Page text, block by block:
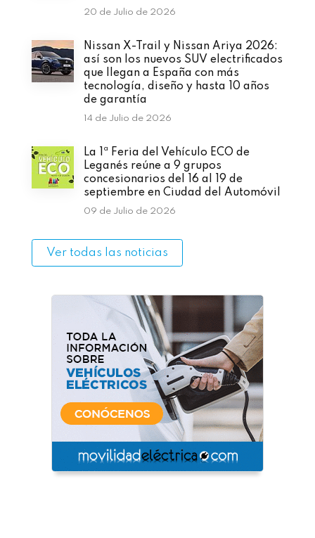
20 de Julio de 2026
Nissan X-Trail y Nissan Ariya 2026:
así son los nuevos SUV electrificados
que llegan a España con más
tecnología, diseño y hasta 10 años
de garantía
14 de Julio de 2026
La 1ª Feria del Vehículo ECO de
Leganés reúne a 9 grupos
concesionarios del 16 al 19 de
septiembre en Ciudad del Automóvil
09 de Julio de 2026
Ver todas las noticias